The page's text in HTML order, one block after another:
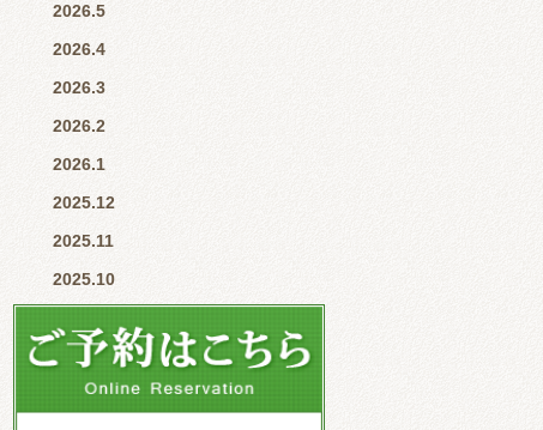
2026.5
2026.4
2026.3
2026.2
2026.1
2025.12
2025.11
2025.10
2025.8
2025.7